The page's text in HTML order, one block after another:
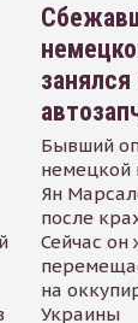
Бывший
немецкой
Ян
после
Сейчас он
на
Украины